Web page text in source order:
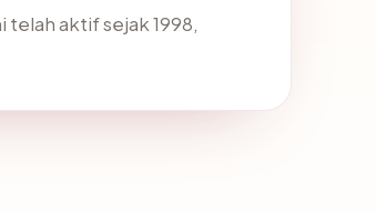
aktif sejak 1998,